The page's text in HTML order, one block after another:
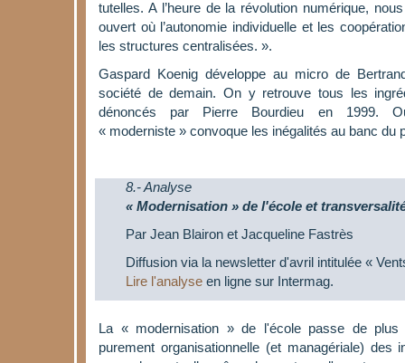
tutelles. A l’heure de la révolution numérique,
ouvert où l’autonomie individuelle et les
les structures centralisées. ».
Gaspard Koenig développe au micro de
société de demain. On y retrouve tous les
dénoncés par Pierre Bourdieu en 1999.
« moderniste » convoque les inégalités au banc du
8.- Analyse
« Modernisation » de l'école et
Par Jean Blairon et Jacqueline Fastrès
Diffusion via la newsletter d'avril intitulée «
Lire l'analyse en ligne sur Intermag.
La « modernisation » de l'école passe de
purement organisationnelle (et managériale) des